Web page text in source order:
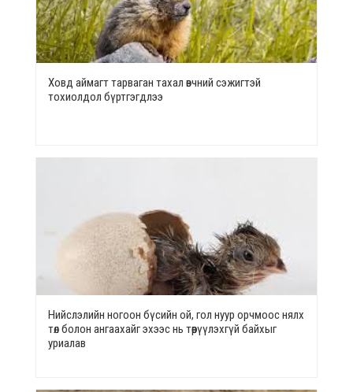
Ховд аймагт тарваган тахал өвчний сэжигтэй
тохиолдол бүртгэгдлээ
Нийслэлийн ногоон бүсийн ой, гол нуур орчмоос нялх
төл болон ангаахайг эхээс нь төөрүүлэхгүй байхыг
уриалав